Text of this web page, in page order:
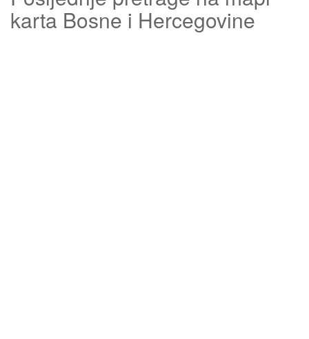
karta Bosne i Hercegovine